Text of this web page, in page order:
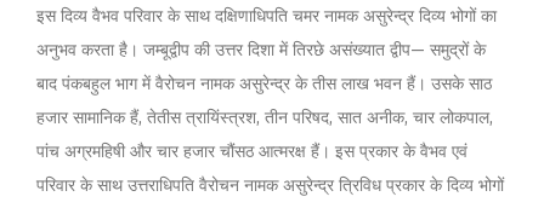
इस दिव्य वैभव परिवार के साथ दक्षिणाधिपति चमर नामक असुरेन्द्र दिव्य भोगों का
अनुभव करता है। जम्बूद्वीप की उत्तर दिशा में तिरछे असंख्यात द्वीप— समुद्रों के
बाद पंकबहुल भाग में वैरोचन नामक असुरेन्द्र के तीस लाख भवन हैं। उसके साठ
हजार सामानिक हैं, तेतीस त्रायिंस्त्रश, तीन परिषद, सात अनीक, चार लोकपाल,
पांच अग्रमहिषी और चार हजार चौंसठ आत्मरक्ष हैं। इस प्रकार के वैभव एवं
परिवार के साथ उत्तराधिपति वैरोचन नामक असुरेन्द्र त्रिविध प्रकार के दिव्य भोगों